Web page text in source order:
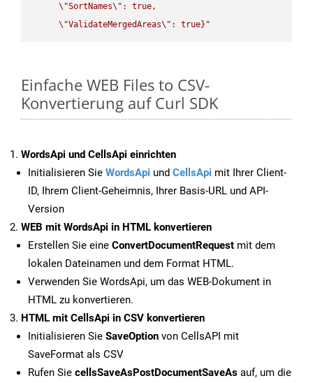
\"SortNames\" : true,
\"ValidateMergedAreas\" : true}"
Einfache WEB Files to CSV-
Konvertierung auf Curl SDK
WordsApi und CellsApi einrichten
Initialisieren Sie WordsApi und CellsApi mit Ihrer Client-
ID, Ihrem Client-Geheimnis, Ihrer Basis-URL und API-
Version
WEB mit WordsApi in HTML konvertieren
Erstellen Sie eine ConvertDocumentRequest mit dem
lokalen Dateinamen und dem Format HTML.
Verwenden Sie WordsApi, um das WEB-Dokument in
HTML zu konvertieren.
HTML mit CellsApi in CSV konvertieren
Initialisieren Sie SaveOption von CellsAPI mit
SaveFormat als CSV
Rufen Sie cellsSaveAsPostDocumentSaveAs auf, um die